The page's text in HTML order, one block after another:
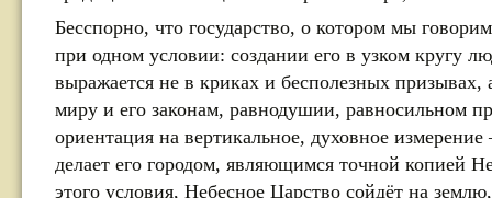
Бесспорно, что государство, о котором мы
при одном условии: создании его в узком кругу
выражается не в криках и бесполезных
миру и его законам, равнодушии, равносильном
ориентация на вертикальное, духовное
делает его городом, являющимся точной копией
этого условия, Небесное Царство сойдёт на